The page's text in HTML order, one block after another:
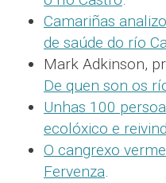
Camariñas
de saúde do río
Mark Adkinson,
De quen son os
Unhas 100
ecolóxico e
O cangrexo
Fervenza.